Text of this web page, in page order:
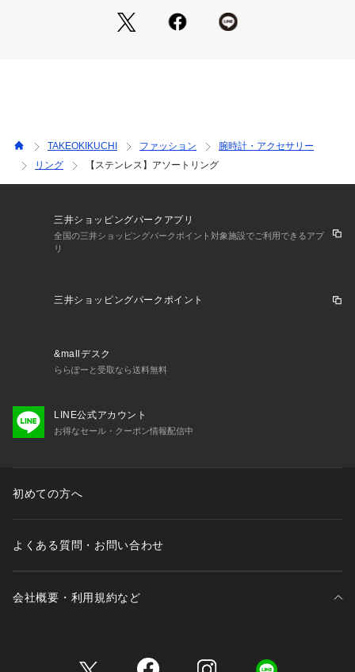
スエッジデザイン（006）
小豆チェーンを平らに加工したようなデザイン。
ぎない程よい抜け感が特徴です。
Dチェーンデザイン（206）
心のあるデザイン。
程よいストリートモード感が漂い、スタイリングのアクセント
になります。
時代を超えて支持されるトラディショナルなアイテムをベース
に、アソビ心とストリートの自由な発想を取り入れ、日本独自
【気になる商品はお気に入り登録をおススメ】
▼商品のお気に入り登録
▼ブランドのお気に入り登録
新商品や再入荷など、いち早くブランドの情報を受け取ること
若干製品と画像のカラーが異なる場合もございます。
TAKEOKIKUCHI ファッション
腕時計・アクセサリー
リング
【ステンレス】アソートリング
三井ショッピングパークアプリ
全国の三井ショッピングパークポイント対象施設でご利用できるアプ
リ
三井ショッピングパークポイント
&mallデスク
ららぽーと受取なら送料無料
LINE公式アカウント
お得なセール・クーポン情報配信中
初めての方へ
よくある質問・お問い合わせ
会社概要・利用規約など